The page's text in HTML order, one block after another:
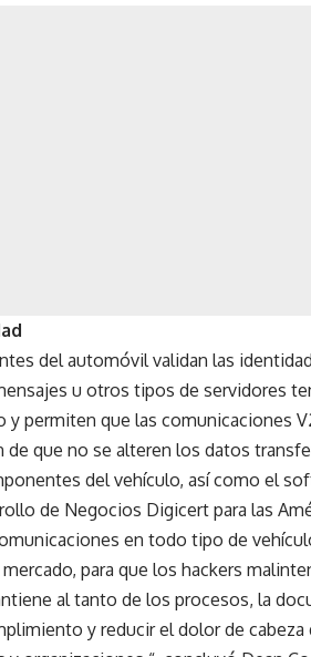
del automóvil validan las
u otros tipos de servidores
y permiten que las comunicaciones
de que no se alteren los datos
del vehículo, así como el
de Negocios Digicert para las
en todo tipo de
para que los hackers
al tanto de los procesos, la
y reducir el dolor de cabeza